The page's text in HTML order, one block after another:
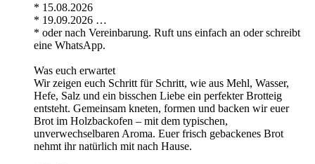
* 15.08.2026
* 19.09.2026 …
* oder nach Vereinbarung. Ruft uns einfach an oder schreibt
eine WhatsApp.
Was euch erwartet
Wir zeigen euch Schritt für Schritt, wie aus Mehl, Wasser,
Hefe, Salz und ein bisschen Liebe ein perfekter Brotteig
entsteht. Gemeinsam kneten, formen und backen wir euer
Brot im Holzbackofen – mit dem typischen,
unverwechselbaren Aroma. Euer frisch gebackenes Brot
nehmt ihr natürlich mit nach Hause.